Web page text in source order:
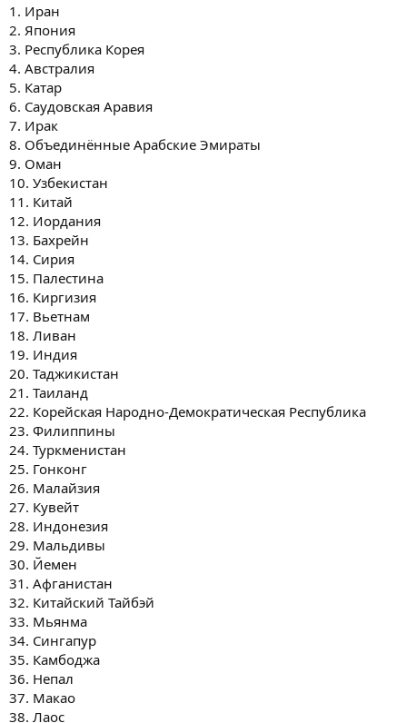
1. Иран
2. Япония
3. Республика Корея
4. Австралия
5. Катар
6. Саудовская Аравия
7. Ирак
8. Объединённые Арабские Эмираты
9. Оман
10. Узбекистан
11. Китай
12. Иордания
13. Бахрейн
14. Сирия
15. Палестина
16. Киргизия
17. Вьетнам
18. Ливан
19. Индия
20. Таджикистан
21. Таиланд
22. Корейская Народно-Демократическая Республика
23. Филиппины
24. Туркменистан
25. Гонконг
26. Малайзия
27. Кувейт
28. Индонезия
29. Мальдивы
30. Йемен
31. Афганистан
32. Китайский Тайбэй
33. Мьянма
34. Сингапур
35. Камбоджа
36. Непал
37. Макао
38. Лаос